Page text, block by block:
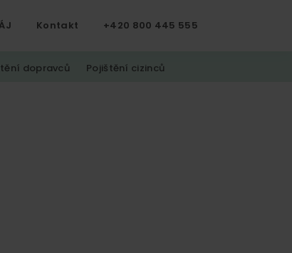
Kontakt +420 800 445 555
dopravců Pojištění cizinců